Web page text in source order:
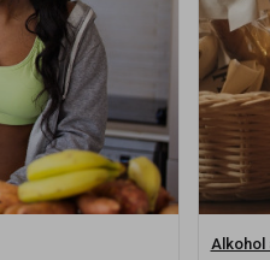
Alkohol